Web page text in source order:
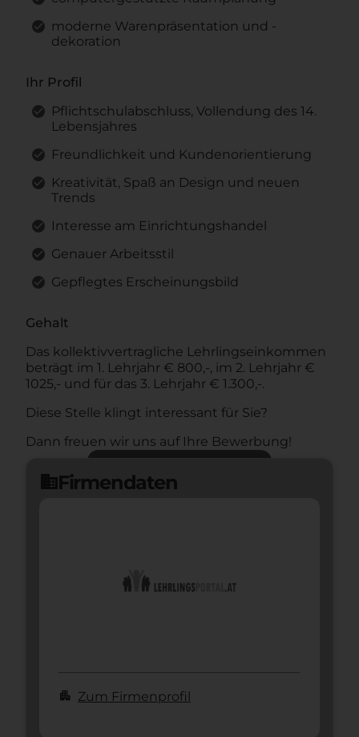
moderne Warenpräsentation und -
dekoration
Ihr Profil
Pflichtschulabschluss, Vollendung des 14.
Lebensjahres
Freundlichkeit und Kundenorientierung
Kreativität, Spaß an Design und neuen
Trends
Interesse am Einrichtungshandel
Genauer Arbeitsstil
Gepflegtes Erscheinungsbild
Gehalt
Das kollektivvertragliche Lehrlingseinkommen
beträgt im 1. Lehrjahr € 800,-, im 2. Lehrjahr €
1025,- und für das 3. Lehrjahr € 1.300,-.
Diese Stelle klingt interessant für Sie?
Dann freuen wir uns auf Ihre Bewerbung!
domainFirmendaten
apartment Zum Firmenprofil